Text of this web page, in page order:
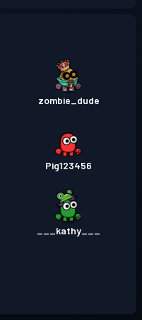
Livello 4
zombie_dude
Pig123456
___kathy___